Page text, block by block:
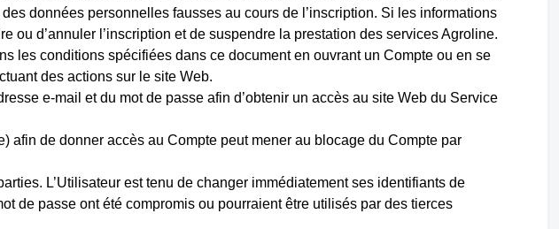
données personnelles fausses au cours de l’inscription. Si les informations
ou d’annuler l’inscription et de suspendre la prestation des services Agroline.
les conditions spécifiées dans ce document en ouvrant un Compte ou en se
des actions sur le site Web.
e-mail et du mot de passe afin d’obtenir un accès au site Web du Service
afin de donner accès au Compte peut mener au blocage du Compte par
L’Utilisateur est tenu de changer immédiatement ses identifiants de
de passe ont été compromis ou pourraient être utilisés par des tierces